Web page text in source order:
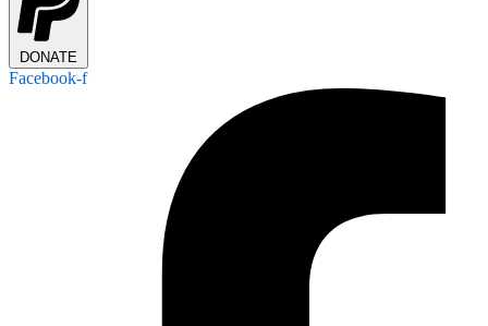
DONATE
Facebook-f